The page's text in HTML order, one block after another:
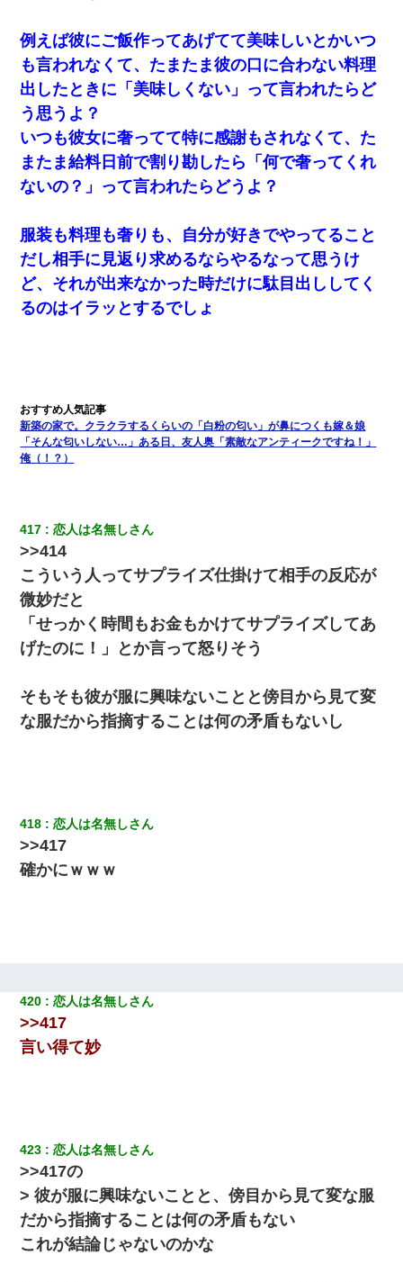
全く親しくないママ友Aから突然「飲み会しよう」と誘われたがお
断りした。後日Aの企みを知ってゾッとするやら腹立つやら！
婚活パーティーでよく会う美女がいた。こんな完璧な容姿を持っ
てしても結婚て難しいんだなぁ…と思ってた
結婚生活10ヶ月目で嫁から一方的に「もう冷めた」と離婚切り出
わい(42)渋谷の夜のサービスで19の女の子にゴックンさせた結果
ｗｗｗｗｗｗｗｗ
[緊急]ベロベロの女に声をかけて行為してきた結果
彼女(美人女医)にネックレスをプレゼント。「こんな安物を渡すく
らいなら、渡さないほうがマシだからね」→ ６０万したと話した
ら・・・
旦那の元カノをSNSで探して写真を保存して顔面評価スレで写真
評価で苦々しく思った
デパートの外商『私さんだと名乗る女が、ツケで宝石を買おうと
していて…』私「！？」→ 翌日。ママ友たちの様子が微妙におか
しくなり・・・
9月に付き合い始めたけどこの、この人と結婚はないわと判断して
別れた。その元彼が交通事故で重体になっているらしく…
例えば彼にご飯作ってあげてて美味しいとかいつ
も言われなくて、たまたま彼の口に合わない料理
出したときに「美味しくない」って言われたらど
う思うよ？
いつも彼女に奢ってて特に感謝もされなくて、た
またま給料日前で割り勘したら「何で奢ってくれ
ないの？」って言われたらどうよ？
服装も料理も奢りも、自分が好きでやってること
だし相手に見返り求めるならやるなって思うけ
ど、それが出来なかった時だけに駄目出ししてく
るのはイラッとするでしょ
新築の家で。クラクラするくらいの「白粉の匂い」が鼻につくも嫁＆娘
「そんな匂いしない…」ある日、友人奥「素敵なアンティークですね！」
俺（！？）
417 恋人は名無しさん
>>414
こういう人ってサプライズ仕掛けて相手の反応が
微妙だと
「せっかく時間もお金もかけてサプライズしてあ
げたのに！」とか言って怒りそう
そもそも彼が服に興味ないことと傍目から見て変
な服だから指摘することは何の矛盾もないし
418 恋人は名無しさん
>>417
確かにｗｗｗ
420 恋人は名無しさん
>>417
言い得て妙
423 恋人は名無しさん
>>417の
> 彼が服に興味ないことと、傍目から見て変な服
だから指摘することは何の矛盾もない
これが結論じゃないのかな